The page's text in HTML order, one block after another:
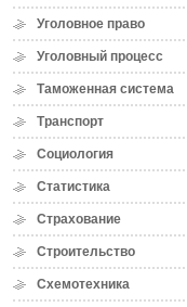
Уголовное право
Уголовный процесс
Таможенная система
Транспорт
Социология
Статистика
Страхование
Строительство
Схемотехника